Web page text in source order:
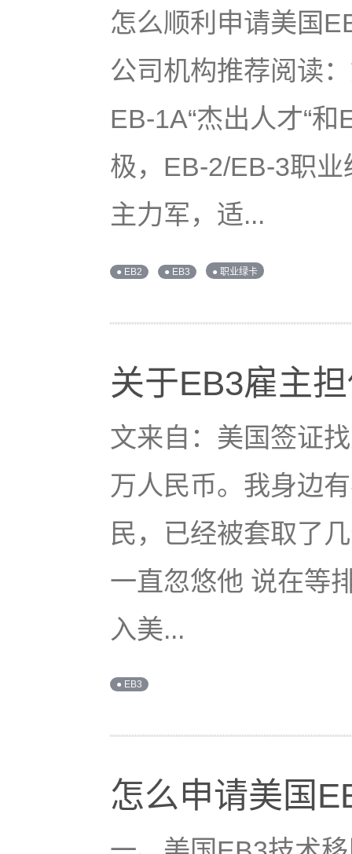
怎么顺利申请美国
公司机构推荐阅读
EB-1A“杰出人才“
极，EB-2/EB-3职
主力军，适...
● EB2 ● EB3 ● 职业绿卡
关于EB3雇主
文来自：美国签证
万人民币。我身边
民，已经被套取了
一直忽悠他 说在等
入美...
● EB3
怎么申请美国